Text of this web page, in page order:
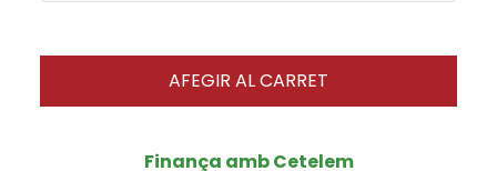
AFEGIR AL CARRET
Finança amb Cetelem